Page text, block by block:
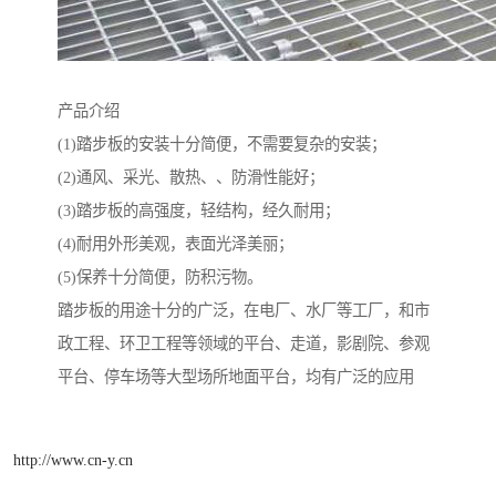
产品介绍
(1)踏步板的安装十分简便，不需要复杂的安装；
(2)通风、采光、散热、、防滑性能好；
(3)踏步板的高强度，轻结构，经久耐用；
(4)耐用外形美观，表面光泽美丽；
(5)保养十分简便，防积污物。
踏步板的用途十分的广泛，在电厂、水厂等工厂，和市
政工程、环卫工程等领域的平台、走道，影剧院、参观
平台、停车场等大型场所地面平台，均有广泛的应用
http://www.cn-y.cn